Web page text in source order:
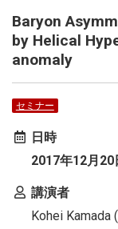
Baryon
by Helical
anomaly
セミナー
日時
2017年12月
講演者
Kohei Kamada